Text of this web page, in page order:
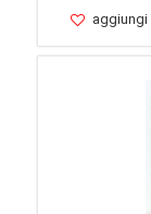
aggiungi